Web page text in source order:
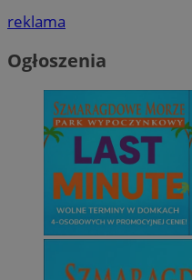
reklama
Ogłoszenia
MvSessID
euds